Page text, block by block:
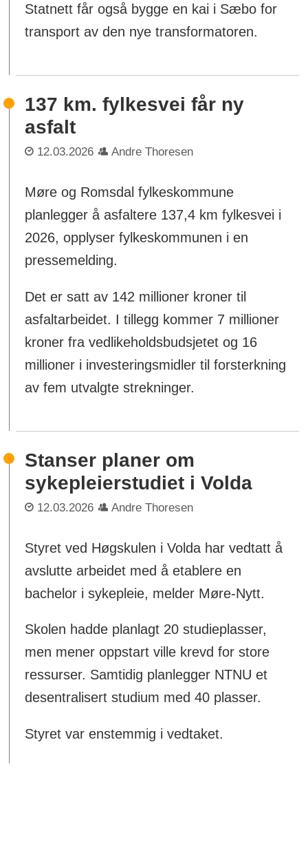
Statnett får også bygge en kai i Sæbo for
transport av den nye transformatoren.
137 km. fylkesvei får ny
asfalt
12.03.2026 Andre Thoresen
Møre og Romsdal fylkeskommune
planlegger å asfaltere 137,4 km fylkesvei i
2026, opplyser fylkeskommunen i en
pressemelding.
Det er satt av 142 millioner kroner til
asfaltarbeidet. I tillegg kommer 7 millioner
kroner fra vedlikeholdsbudsjetet og 16
millioner i investeringsmidler til forsterkning
av fem utvalgte strekninger.
Stanser planer om
sykepleierstudiet i Volda
12.03.2026 Andre Thoresen
Styret ved Høgskulen i Volda har vedtatt å
avslutte arbeidet med å etablere en
bachelor i sykepleie, melder Møre-Nytt.
Skolen hadde planlagt 20 studieplasser,
men mener oppstart ville krevd for store
ressurser. Samtidig planlegger NTNU et
desentralisert studium med 40 plasser.
Styret var enstemmig i vedtaket.